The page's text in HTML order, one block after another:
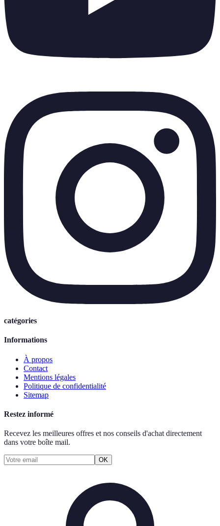
catégories
Informations
À propos
Contact
Mentions légales
Politique de confidentialité
Sitemap
Restez informé
Recevez les meilleures offres et nos conseils d'achat directement
dans votre boîte mail.
OK